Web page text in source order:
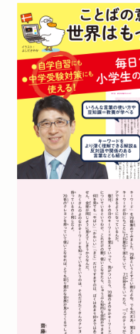
2日め 科学的
3日め 因果関係
4日め パラダイム
5日め デフォルメ（誇張）
6日め メタファー（比喩）
7日め 仮説
名言コラム3 シェイクス
れが問題だ」
第4週 世の中を説明するに
2日め カオス／コスモス
3日め 陽と陰
4日め 予定調和
5日め エントロピー
6日め クリティカル
7日め バイアス
名言コラム4 アインシュ
２乗）」